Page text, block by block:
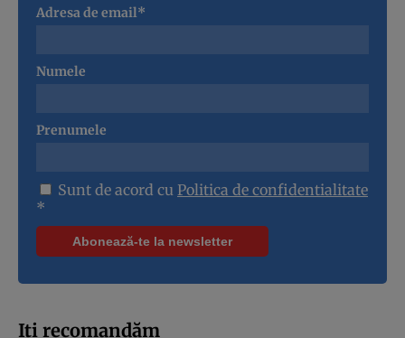
Adresa de email*
Numele
Prenumele
Sunt de acord cu Politica de confidentialitate
*
Iți recomandăm